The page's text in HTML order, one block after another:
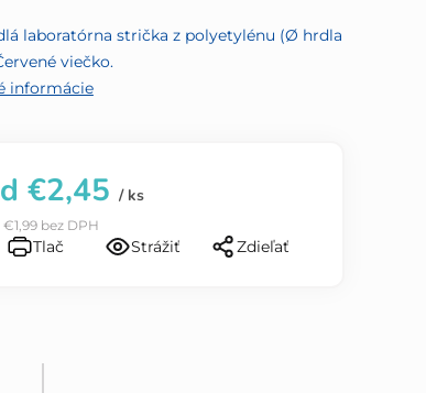
laboratórna strička z polyetylénu (Ø hrdla
viečko.
informácie
€2,45 / ks
€1,99bez DPH
Tlač Strážiť Zdieľať